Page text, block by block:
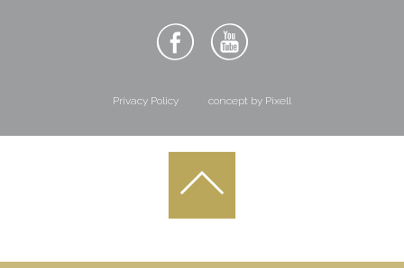
Privacy Policy concept by Pixell